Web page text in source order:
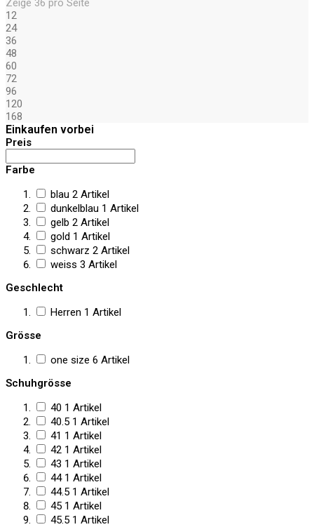
Zeige 36 pro Seite
12
24
36
48
60
72
96
120
168
Einkaufen vorbei
Preis
Farbe
blau 2 Artikel
dunkelblau 1 Artikel
gelb 2 Artikel
gold 1 Artikel
schwarz 2 Artikel
weiss 3 Artikel
Geschlecht
Herren 1 Artikel
Grösse
one size 6 Artikel
Schuhgrösse
40 1 Artikel
40.5 1 Artikel
41 1 Artikel
42 1 Artikel
43 1 Artikel
44 1 Artikel
44.5 1 Artikel
45 1 Artikel
45.5 1 Artikel